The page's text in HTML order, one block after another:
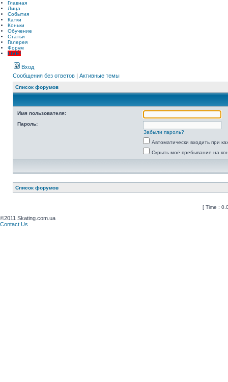
Главная
Лица
События
Катки
Коньки
Обучение
Статьи
Галерея
Форум
LIVE!
Вход
Сообщения без ответов | Активные темы
Список форумов
Имя пользователя:
Пароль:
Забыли пароль?
Автоматически входить при
Скрыть моё пребывание на
Список форумов
[ Time :
©2011 Skating.com.ua
Contact Us